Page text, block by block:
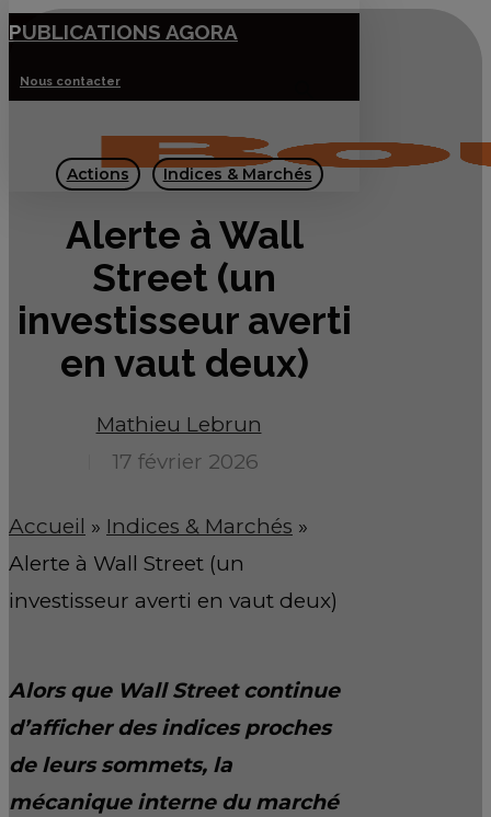
Skip
main
PUBLICATIONS AGORA
Nous contacter
Actions Indices & Marchés
Alerte à Wall
Street (un
investisseur averti
en vaut deux)
Mathieu Lebrun
17 février 2026
Accueil » Indices & Marchés »
Alerte à Wall Street (un
investisseur averti en vaut deux)
Alors que Wall Street continue
d’afficher des indices proches
de leurs sommets, la
mécanique interne du marché